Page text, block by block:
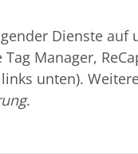
Dienste auf
Manager,
unten).
.
Alpha GmbH